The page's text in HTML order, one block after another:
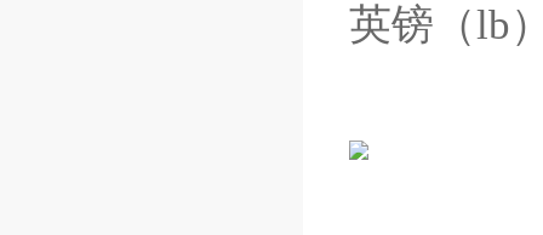
英镑（lb